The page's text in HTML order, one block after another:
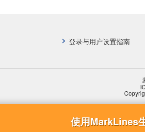
登录与用户设置指南
使用MarkLines